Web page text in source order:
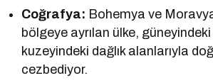
Coğrafya: Bohemya ve
bölgeye ayrılan ülke,
kuzeyindeki dağlık alanlarıyla
cezbediyor.